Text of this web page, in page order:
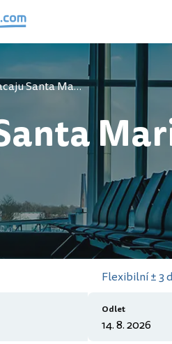
Aracaju Santa Maria
Flexibilní ± 3
Odlet